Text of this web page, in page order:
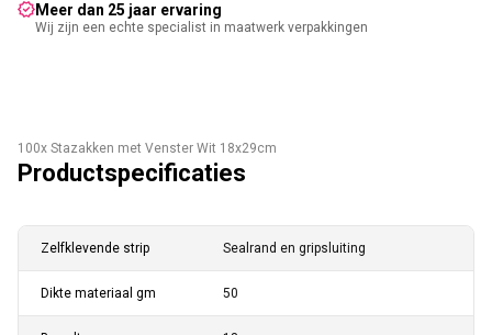
Meer dan 25 jaar ervaring
Wij zijn een echte specialist in maatwerk verpakkingen
100x Stazakken met Venster Wit 18x29cm
Productspecificaties
Zelfklevende strip Sealrand en gripsluiting
Dikte materiaal gm 50